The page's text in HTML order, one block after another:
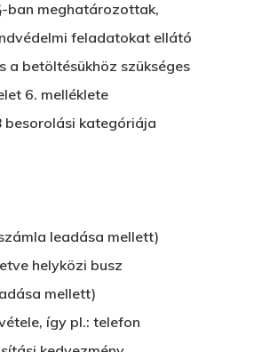
ban meghatározottak,
feladatokat ellátó
a betöltésükhöz szükséges
6. melléklete
besorolási kategóriája
leadása mellett)
helyközi busz
mellett)
így pl.: telefon